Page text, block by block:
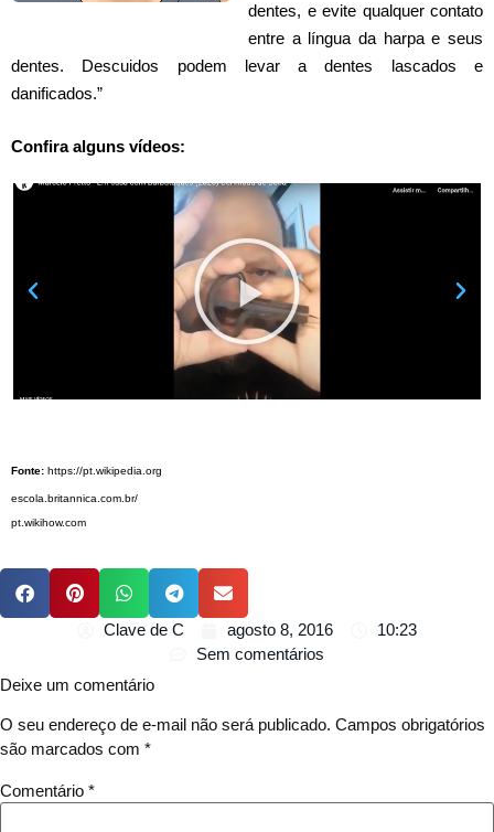
dentes, e evite qualquer contato
entre a língua da harpa e seus
dentes. Descuidos podem levar a dentes lascados e
danificados.”
Confira alguns vídeos:
Fonte: https://pt.wikipedia.org
escola.britannica.com.br/
pt.wikihow.com
Clave de C agosto 8, 2016
10:23
Sem comentários
Deixe um comentário
O seu endereço de e-mail não será publicado. Campos obrigatórios
são marcados com *
Comentário *